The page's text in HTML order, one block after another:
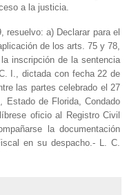
a la justicia.
a) Declarar para el
de los arts. 75 y 78,
inscripción de la sentencia
I., dictada con fecha 22 de
las partes celebrado el 27
Estado de Florida, Condado
oficio al Registro Civil
la documentación
en su despacho.­- L. C.